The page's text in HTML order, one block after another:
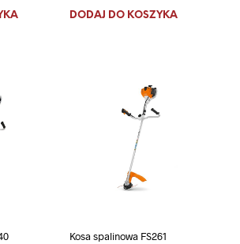
DODAJ DO KOSZYKA
Kosa spalinowa FS261